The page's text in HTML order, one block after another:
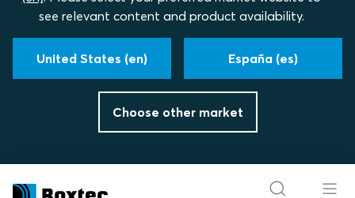
see relevant content and product availability.
United States (en) España (es)
Choose other market